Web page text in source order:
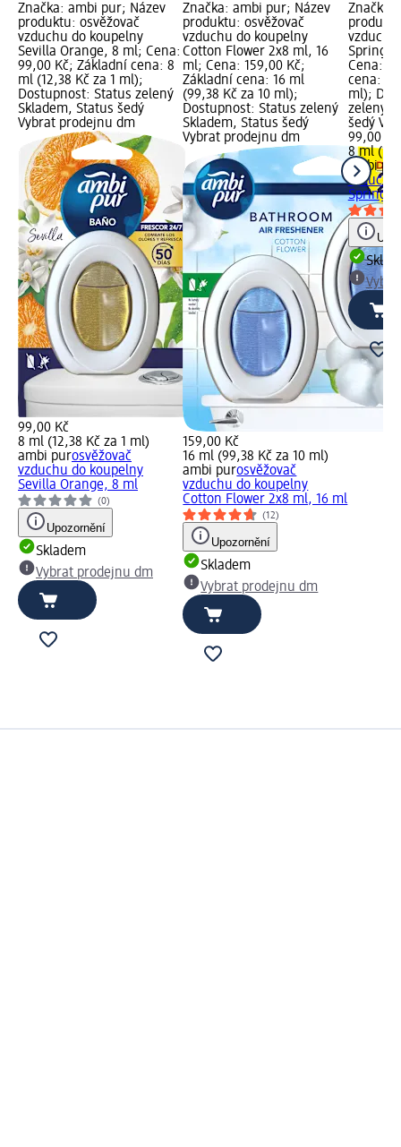
Značka: ambi pur; Název
produktu: osvěžovač
vzduchu do koupelny
Sevilla Orange, 8 ml; Cena:
99,00 Kč; Základní cena: 8
ml (12,38 Kč za 1 ml);
Dostupnost: Status zelený
Skladem, Status šedý
Vybrat prodejnu dm
99,00 Kč
8 ml (12,38 Kč za 1 ml)
ambi purosvěžovač
vzduchu do koupelny
Sevilla Orange, 8 ml
(0)
Upozornění
Skladem
Vybrat prodejnu dm
Značka: ambi pur; Název
produktu: osvěžovač
vzduchu do koupelny
Cotton Flower 2x8 ml, 16
ml; Cena: 159,00 Kč;
Základní cena: 16 ml
(99,38 Kč za 10 ml);
Dostupnost: Status zelený
Skladem, Status šedý
Vybrat prodejnu dm
159,00 Kč
16 ml (99,38 Kč za 10 ml)
ambi purosvěžovač
vzduchu do koupelny
Cotton Flower 2x8 ml, 16 ml
(12)
Upozornění
Skladem
Vybrat prodejnu dm
Značka:
vzduchu
Spring
Cena:
cena: 8
ml);
zelený
šedý
99,00 Kč
8 ml
ambi pur
vzduchu
Spring